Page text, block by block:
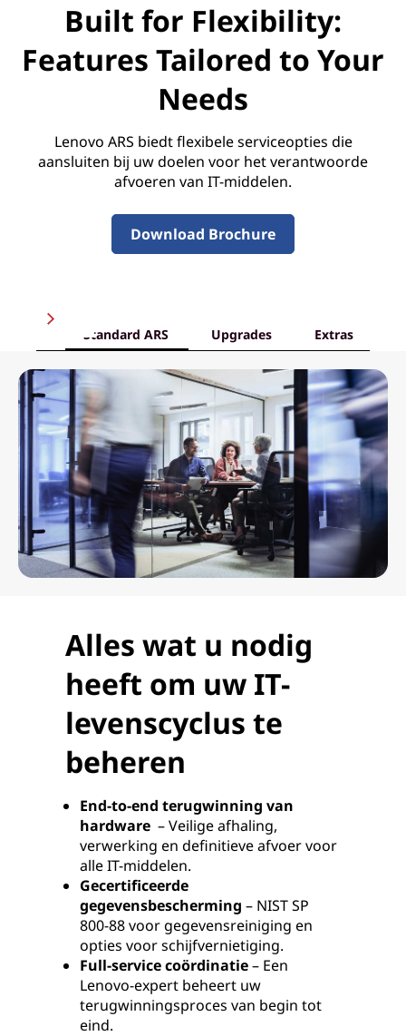
Built for Flexibility:
Features Tailored to Your
Needs
Lenovo ARS biedt flexibele serviceopties die
aansluiten bij uw doelen voor het verantwoorde
afvoeren van IT-middelen.
Download Brochure
Standard ARS Upgrades Extras
Alles wat u nodig
heeft om uw IT-
levenscyclus te
beheren
End-to-end terugwinning van
hardware – Veilige afhaling,
verwerking en definitieve afvoer voor
alle IT-middelen.
Gecertificeerde
gegevensbescherming – NIST SP
800-88 voor gegevensreiniging en
opties voor schijfvernietiging.
Full-service coördinatie– Een
Lenovo-expert beheert uw
terugwinningsproces van begin tot
eind.